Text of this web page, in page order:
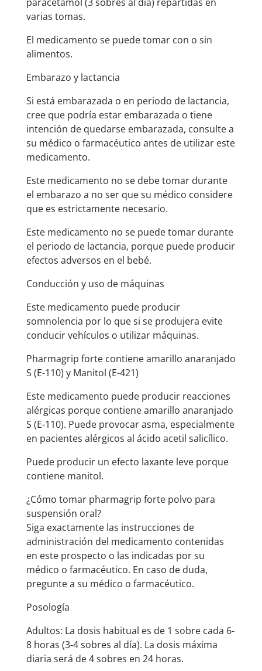
varias tomas.
El medicamento se puede tomar con o sin
alimentos.
Embarazo y lactancia
Si está embarazada o en periodo de lactancia,
cree que podría estar embarazada o tiene
intención de quedarse embarazada, consulte a
su médico o farmacéutico antes de utilizar este
medicamento.
Este medicamento no se debe tomar durante
el embarazo a no ser que su médico considere
que es estrictamente necesario.
Este medicamento no se puede tomar durante
el periodo de lactancia, porque puede producir
efectos adversos en el bebé.
Conducción y uso de máquinas
Este medicamento puede producir
somnolencia por lo que si se produjera evite
conducir vehículos o utilizar máquinas.
Pharmagrip forte contiene amarillo anaranjado
S (E-110) y Manitol (E-421)
Este medicamento puede producir reacciones
alérgicas porque contiene amarillo anaranjado
S (E-110). Puede provocar asma, especialmente
en pacientes alérgicos al ácido acetil salicílico.
Puede producir un efecto laxante leve porque
contiene manitol.
¿Cómo tomar pharmagrip forte polvo para
suspensión oral?
Siga exactamente las instrucciones de
administración del medicamento contenidas
en este prospecto o las indicadas por su
médico o farmacéutico. En caso de duda,
pregunte a su médico o farmacéutico.
Posología
Adultos: La dosis habitual es de 1 sobre cada 6-
8 horas (3-4 sobres al día). La dosis máxima
diaria será de 4 sobres en 24 horas.